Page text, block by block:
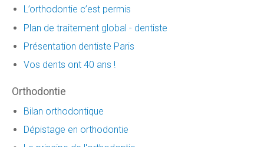
L’orthodontie c’est permis
Plan de traitement global - dentiste
Présentation dentiste Paris
Vos dents ont 40 ans !
Orthodontie
Bilan orthodontique
Dépistage en orthodontie